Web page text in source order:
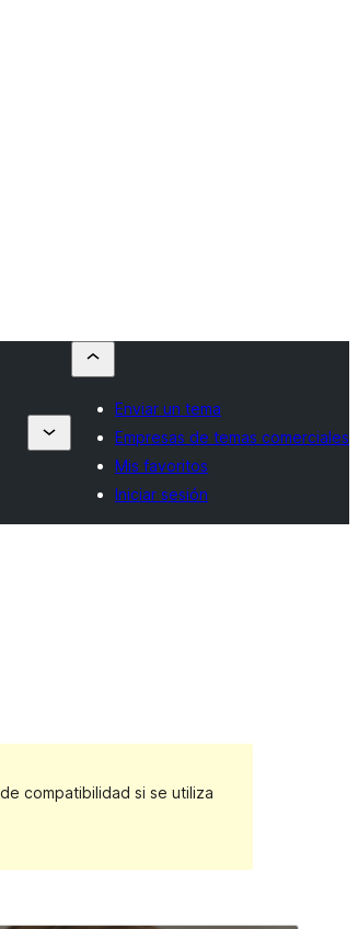
Enviar un tema
Empresas de temas comerciales
Mis favoritos
Iniciar sesión
compatibilidad si se utiliza